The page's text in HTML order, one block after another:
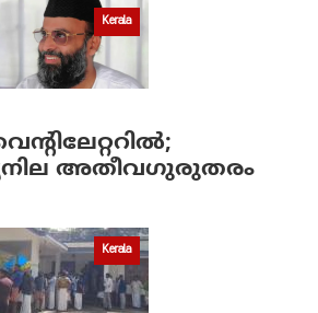
Kerala
അതീവഗുരുതരം
Kerala